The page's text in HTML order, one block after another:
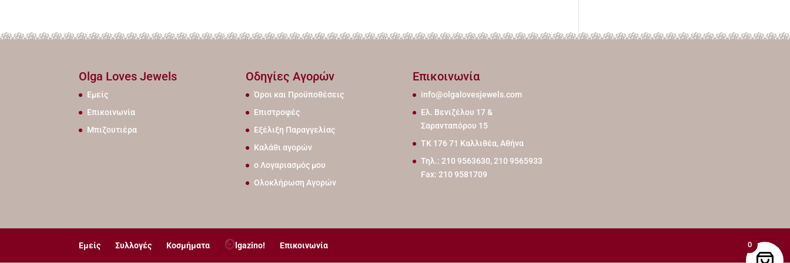
Olga Loves Jewels
Εμείς
Επικοινωνία
Μπιζουτιέρα
Οδηγίες Αγορών
Όροι και Προϋποθέσεις
Επιστροφές
Εξέλιξη Παραγγελίας
Καλάθι αγορών
ο Λογαριασμός μου
Ολοκλήρωση Αγορών
Επικοινωνία
info@olgalovesjewels.com
Ελ. Βενιζέλου 17 &
Σαρανταπόρου 15
ΤΚ 176 71 Καλλιθέα, Αθήνα
Τηλ.: 210 9563630, 210 9565933
Fax: 210 9581709
Εμείς Συλλογές Κοσμήματα lgazino! Επικοινωνία 0